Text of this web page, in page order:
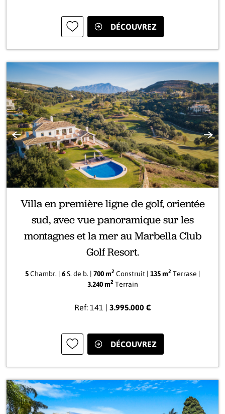
DÉCOUVREZ
Précédente
Villa en première ligne de golf, orientée
sud, avec vue panoramique sur les
montagnes et la mer au Marbella Club
Golf Resort.
5Chambr. | 6S. de b. | 700 m2Construit | 135 m2Terrase |
3.240 m2Terrain
Ref: 141 | 3.995.000 €
DÉCOUVREZ